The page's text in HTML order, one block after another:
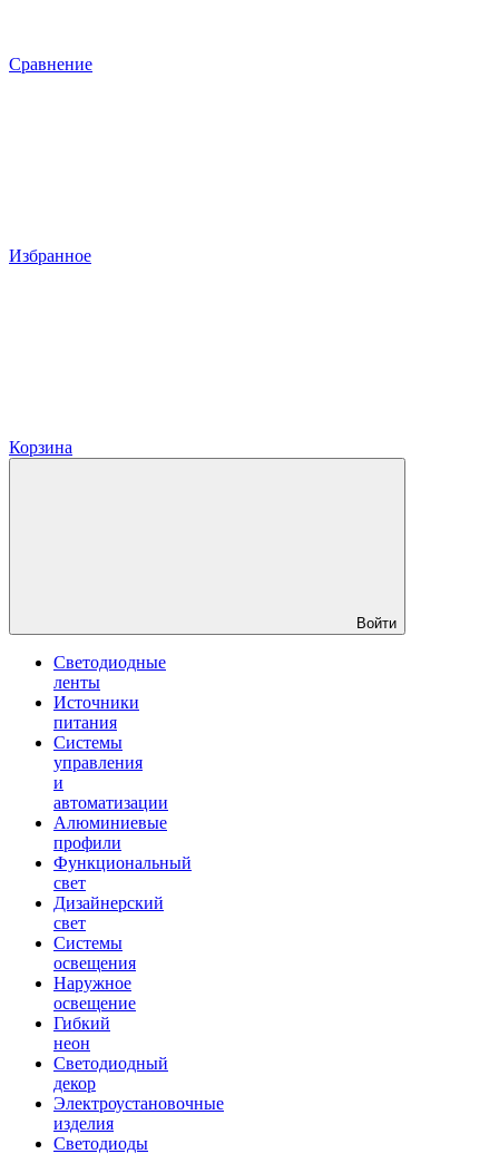
Сравнение
Избранное
Корзина
Войти
Светодиодные
ленты
Источники
питания
Системы
управления
и
автоматизации
Алюминиевые
профили
Функциональный
свет
Дизайнерский
свет
Системы
освещения
Наружное
освещение
Гибкий
неон
Светодиодный
декор
Электроустановочные
изделия
Светодиоды